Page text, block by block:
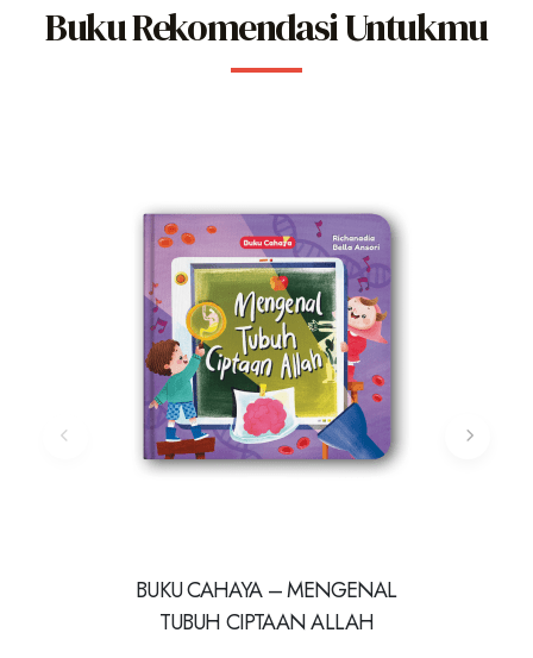
Buku Rekomendasi Untukmu
BUKU CAHAYA – MENGENAL
TUBUH CIPTAAN ALLAH